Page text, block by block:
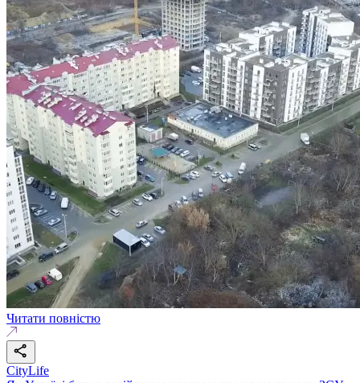
Читати повністю
CityLife